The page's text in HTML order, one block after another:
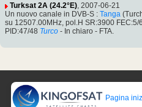
Turksat 2A (24.2°E), 2007-06-21
Un nuovo canale in DVB-S : Tanga
su 12507.00MHz, pol.H SR:3900 FEC:5/
PID:47/48 Turco - In chiaro - FTA.
Pagina